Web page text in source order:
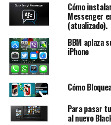
Cómo
Messenger
(atualizado).
BBM aplaza
iPhone
Cómo
Para pasar
al nuevo